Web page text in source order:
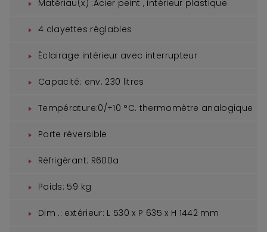
Matériau(x) :Acier peint , intérieur plastique
4 clayettes réglables
Éclairage intérieur avec interrupteur
Capacité: env. 230 litres
Température:0/+10 °C. thermomètre analogique
Porte réversible
Réfrigérant: R600a
Poids: 59 kg
Dim .: extérieur: L 530 x P 635 x H 1442 mm